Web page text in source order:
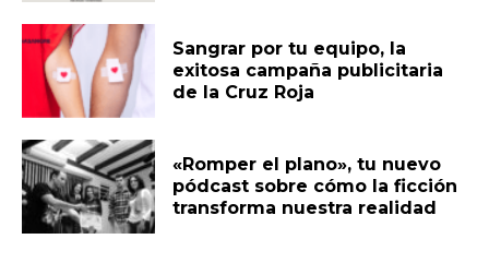
Sangrar por tu equipo, la
exitosa campaña publicitaria
de la Cruz Roja
«Romper el plano», tu nuevo
pódcast sobre cómo la ficción
transforma nuestra realidad